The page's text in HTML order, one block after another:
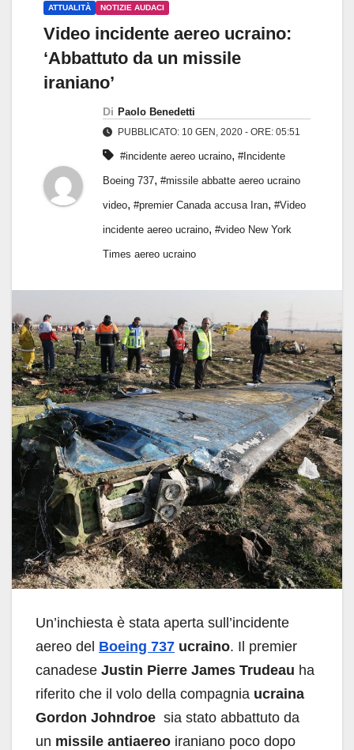
ATTUALITÀ NOTIZIE AUDACI
Video incidente aereo ucraino:
‘Abbattuto da un missile
iraniano’
Di Paolo Benedetti
PUBBLICATO: 10 GEN, 2020 - ORE: 05:51
#incidente aereo ucraino, #Incidente
Boeing 737, #missile abbatte aereo ucraino
video, #premier Canada accusa Iran, #Video
incidente aereo ucraino, #video New York
Times aereo ucraino
Un’inchiesta è stata aperta sull’incidente
aereo del Boeing 737 ucraino. Il premier
canadese Justin Pierre James Trudeau ha
riferito che il volo della compagnia ucraina
Gordon Johndroe sia stato abbattuto da
un missile antiaereo iraniano poco dopo